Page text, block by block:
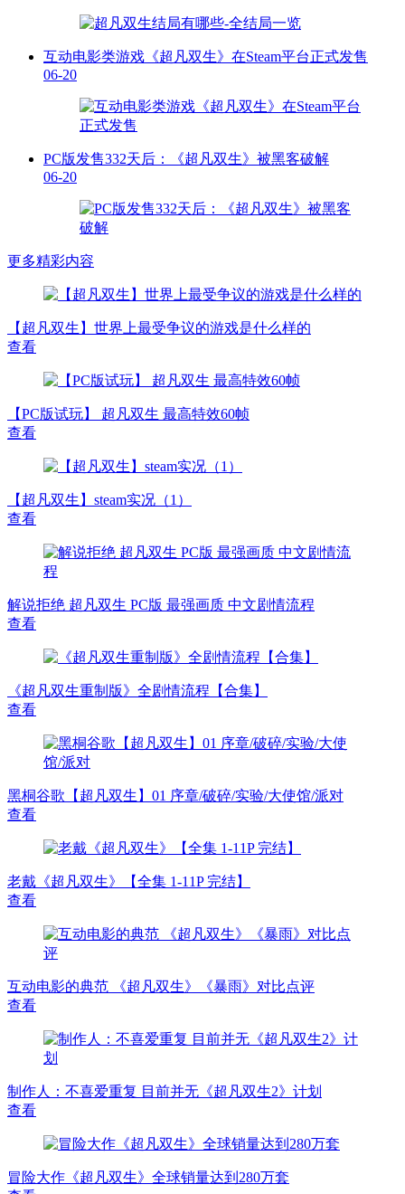
互动电影类游戏《超凡双生》在Steam平台正式发售
06-20
PC版发售332天后：《超凡双生》被黑客破解
06-20
更多精彩内容
【超凡双生】世界上最受争议的游戏是什么样的
查看
【PC版试玩】 超凡双生 最高特效60帧
查看
【超凡双生】steam实况（1）
查看
解说拒绝 超凡双生 PC版 最强画质 中文剧情流程
查看
《超凡双生重制版》全剧情流程【合集】
查看
黑桐谷歌【超凡双生】01 序章/破碎/实验/大使馆/派对
查看
老戴《超凡双生》【全集 1-11P 完结】
查看
互动电影的典范 《超凡双生》《暴雨》对比点评
查看
制作人：不喜爱重复 目前并无《超凡双生2》计划
查看
冒险大作《超凡双生》全球销量达到280万套